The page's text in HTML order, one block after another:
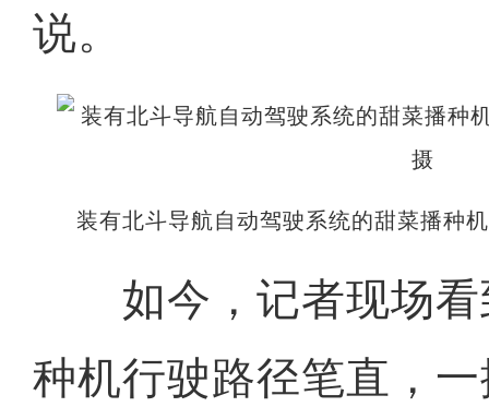
说。
装有北斗导航自动驾驶系统的甜菜播
如今，记者现场看
种机行驶路径笔直，